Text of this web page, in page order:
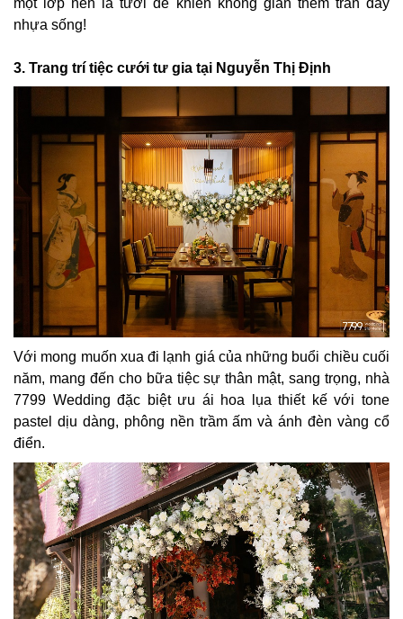
một lớp nền lá tươi để khiến không gian thêm tràn đầy
nhựa sống!
3. Trang trí tiệc cưới tư gia tại Nguyễn Thị Định
Với mong muốn xua đi lạnh giá của những buổi chiều cuối
năm, mang đến cho bữa tiệc sự thân mật, sang trọng, nhà
7799 Wedding đặc biệt ưu ái hoa lụa thiết kế với tone
pastel dịu dàng, phông nền trầm ấm và ánh đèn vàng cổ
điển.